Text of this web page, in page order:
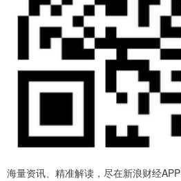
海量资讯、精准解读，尽在新浪财经APP